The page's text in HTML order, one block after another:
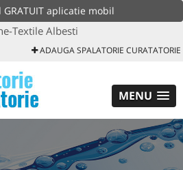
aplicatie mobil
Textile Albesti
ADAUGA SPALATORIE CURATATORIE
MENU